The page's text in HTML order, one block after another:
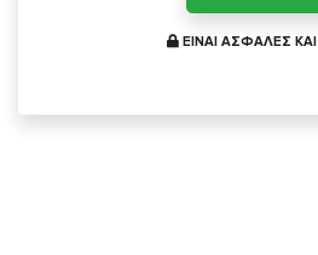
ΕΙΝΑΙ ΑΣΦΑΛΕΣ ΚΑΙ